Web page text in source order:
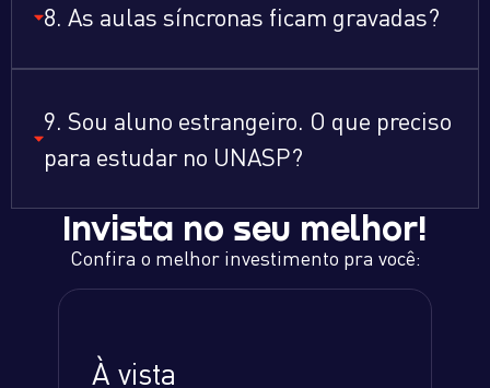
8. As aulas síncronas ficam gravadas?
9. Sou aluno estrangeiro. O que preciso
para estudar no UNASP?
Invista no seu melhor!
Confira o melhor investimento pra você:
À vista